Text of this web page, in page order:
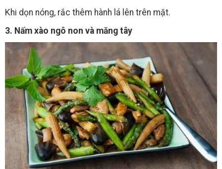
Khi dọn nóng, rắc thêm hành lá lên trên mặt.
3. Nấm xào ngô non và măng tây